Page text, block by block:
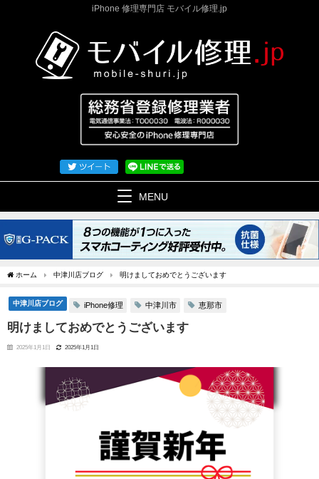
iPhone 修理専門店 モバイル修理.jp
MENU
ホーム 中津川店ブログ 明けましておめでとうございます
中津川店ブログ iPhone修理 中津川市 恵那市
明けましておめでとうございます
2025年1月1日 2025年1月1日